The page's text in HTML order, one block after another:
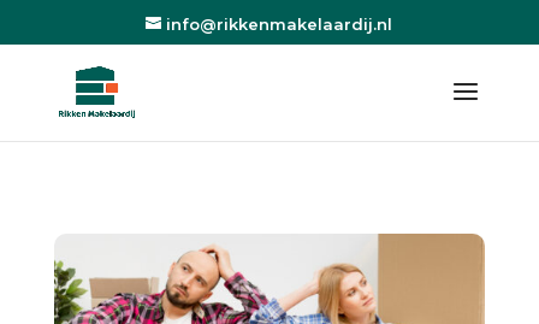
info@rikkenmakelaardij.nl